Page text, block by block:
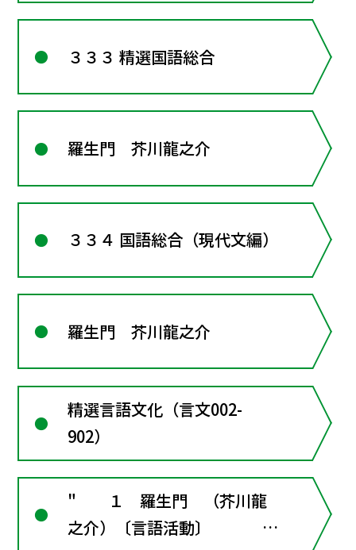
３３３ 精選国語総合
羅生門 芥川龍之介
３３４ 国語総合（現代文編）
羅生門 芥川龍之介
精選言語文化（言文002-
902）
" １ 羅生門 （芥川龍
之介）〔言語活動〕